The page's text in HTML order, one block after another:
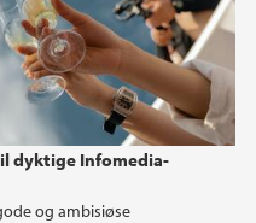
dyktige Infomedia-
og ambisiøse